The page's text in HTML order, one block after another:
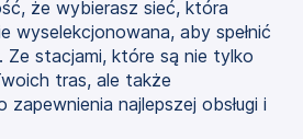
że wybierasz sieć, która
wyselekcjonowana, aby spełnić
Ze stacjami, które są nie tylko
tras, ale także
najlepszej obsługi i